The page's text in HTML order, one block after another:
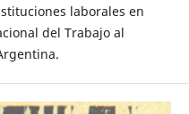
laborales en
del Trabajo al